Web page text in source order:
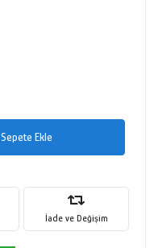
Sepete Ekle
İade ve Değişim